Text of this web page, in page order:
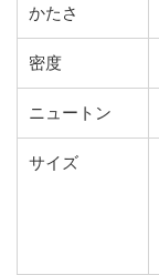
かたさ
密度
ニュートン
サイズ